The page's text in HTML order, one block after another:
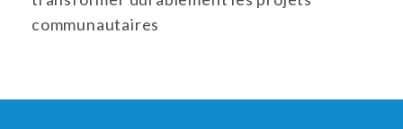
communautaires